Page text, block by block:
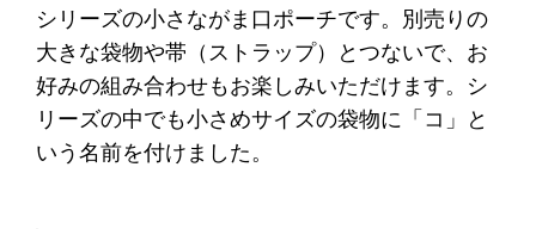
シリーズの小さながま口ポーチです。別売りの
大きな袋物や帯（ストラップ）とつないで、お
好みの組み合わせもお楽しみいただけます。シ
リーズの中でも小さめサイズの袋物に「コ」と
いう名前を付けました。